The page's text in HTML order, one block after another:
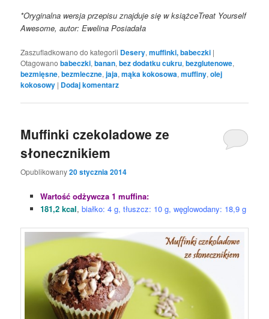
*Oryginalna wersja przepisu znajduje się w książceTreat Yourself
Awesome, autor: Ewelina Posiadała
Zaszufladkowano do kategorii Desery,muffinki, babeczki |
Otagowano babeczki,banan,bez dodatku cukru,bezglutenowe,
bezmięsne,bezmleczne,jaja,mąka kokosowa,muffiny,olej
kokosowy | Dodaj komentarz
Muffinki czekoladowe ze
słonecznikiem
Opublikowany20 stycznia 2014
Wartość odżywcza 1 muffina:
181,2 kcal, białko: 4 g, tłuszcz: 10 g, węglowodany: 18,9 g